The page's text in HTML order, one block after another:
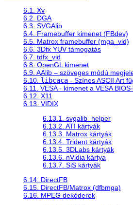
6.1. Xv
6.2. DGA
6.3. SVGAlib
6.4. Framebuffer kimenet (FBdev)
6.5. Matrox framebuffer (mga_vid)
6.6. 3Dfx YUV támogatás
6.7. tdfx_vid
6.8. OpenGL kimenet
6.9. AAlib – szöveges módú
6.10. libcaca - Színes ASCII Art
6.11. VESA - kimenet a VESA
6.12. X11
6.13. VIDIX
6.13.1. svgalib_helper
6.13.2. ATI kártyák
6.13.3. Matrox kártyák
6.13.4. Trident kártyák
6.13.5. 3DLabs kártyák
6.13.6. nVidia kártya
6.13.7. SiS kártyák
6.14. DirectFB
6.15. DirectFB/Matrox (dfbmga)
6.16. MPEG dekóderek